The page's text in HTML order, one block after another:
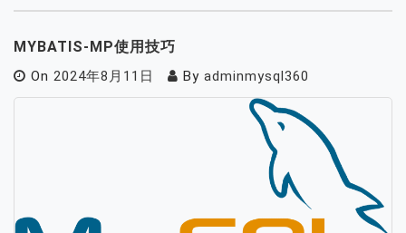
MYBATIS-MP使用技巧
On 2024年8月11日 By adminmysql360